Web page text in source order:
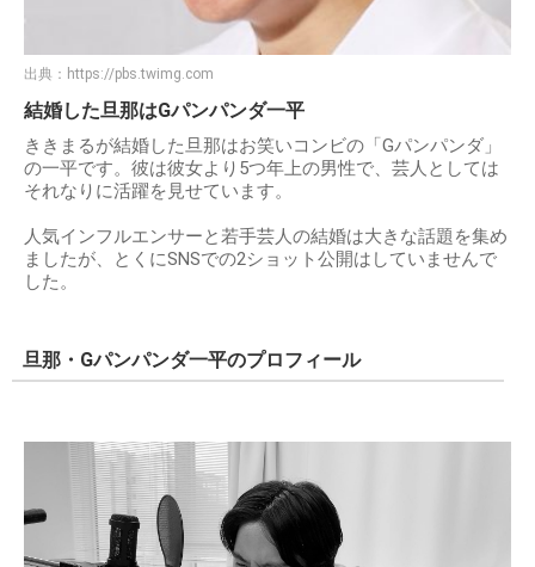
出典： https://pbs.twimg.com
結婚した旦那はGパンパンダ一平
ききまるが結婚した旦那はお笑いコンビの「Gパンパンダ」
の一平です。彼は彼女より5つ年上の男性で、芸人としては
それなりに活躍を見せています。
人気インフルエンサーと若手芸人の結婚は大きな話題を集め
ましたが、とくにSNSでの2ショット公開はしていませんで
した。
旦那・Gパンパンダ一平のプロフィール